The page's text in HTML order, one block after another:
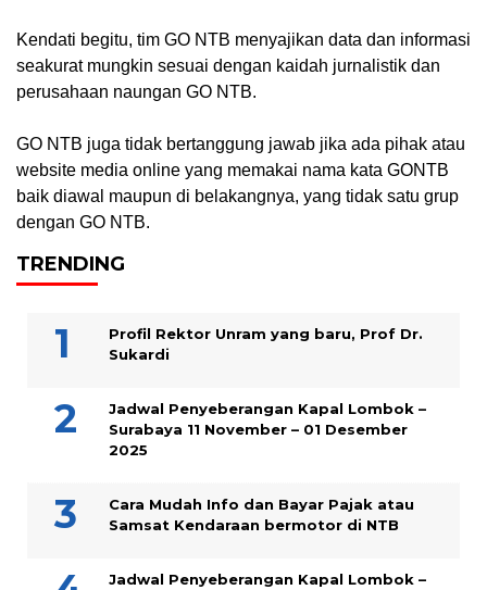
Kendati begitu, tim GO NTB menyajikan data dan informasi
seakurat mungkin sesuai dengan kaidah jurnalistik dan
perusahaan naungan GO NTB.
GO NTB juga tidak bertanggung jawab jika ada pihak atau
website media online yang memakai nama kata GONTB
baik diawal maupun di belakangnya, yang tidak satu grup
dengan GO NTB.
TRENDING
Profil Rektor Unram yang baru, Prof Dr.
Sukardi
Jadwal Penyeberangan Kapal Lombok –
Surabaya 11 November – 01 Desember
2025
Cara Mudah Info dan Bayar Pajak atau
Samsat Kendaraan bermotor di NTB
Jadwal Penyeberangan Kapal Lombok –